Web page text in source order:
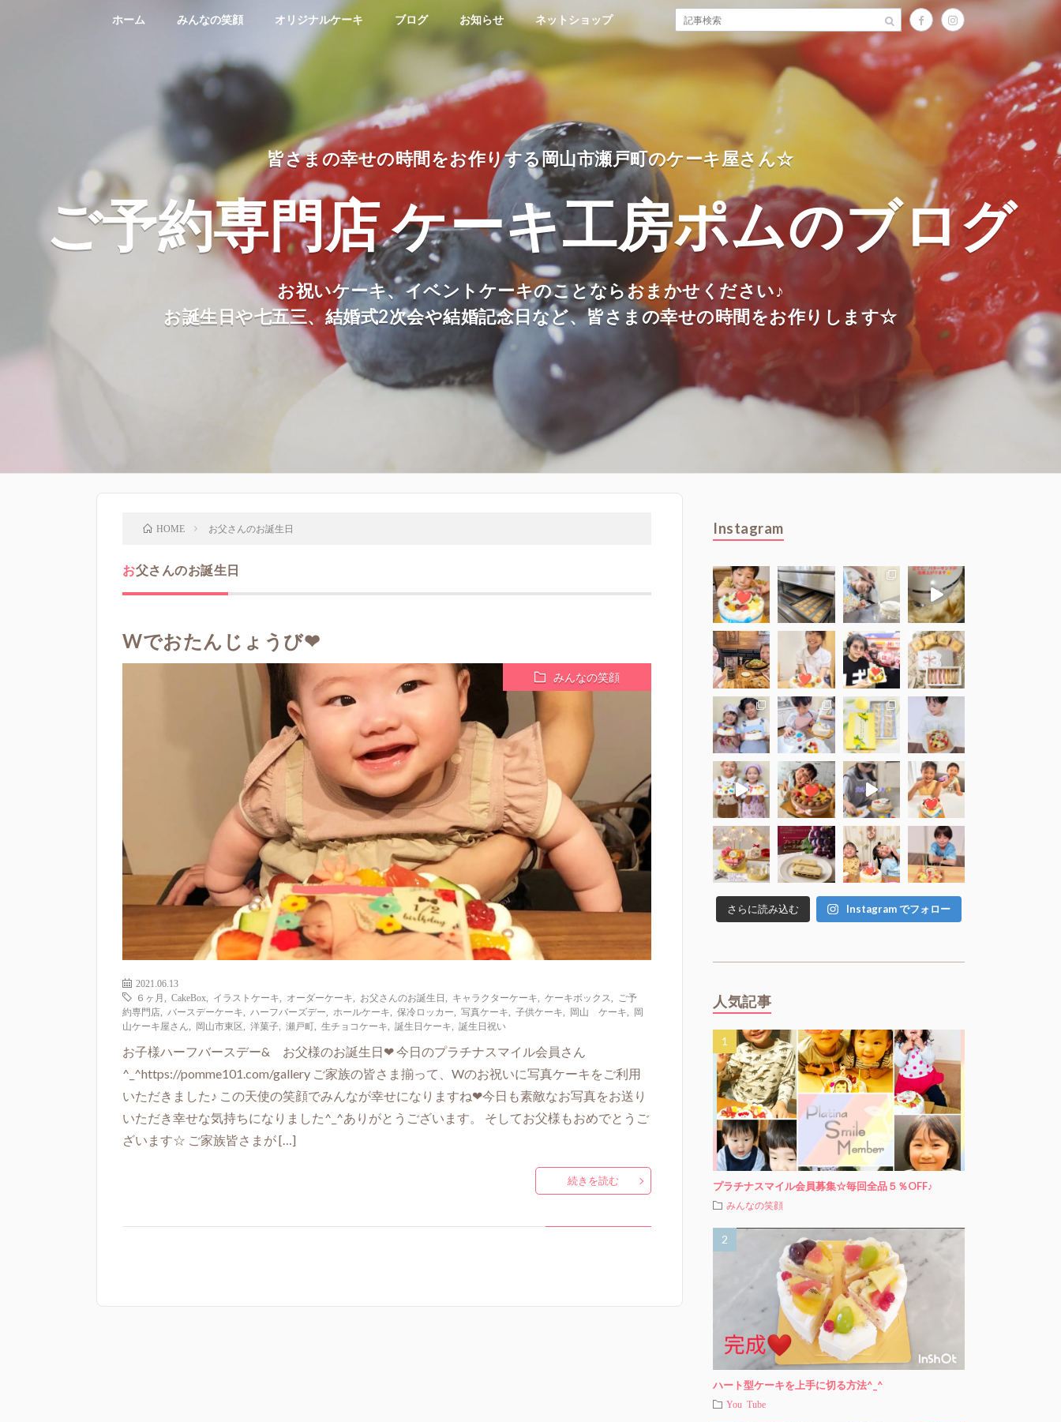
ホーム みんなの笑顔 オリジナルケーキ ブログ お知らせ ネットショップ
皆さまの幸せの時間をお作りする岡山市瀬戸町のケーキ屋さん☆
ご予約専門店 ケーキ工房ポムのブログ
お祝いケーキ、イベントケーキのことならおまかせください♪
お誕生日や七五三、結婚式2次会や結婚記念日など、皆さまの幸せの時間をお作りします☆
HOME お父さんのお誕生日
お父さんのお誕生日
Wでおたんじょうび❤
みんなの笑顔
2021.06.13
６ヶ月
CakeBox イラストケーキ オーダーケーキ お父さんのお誕生日 キャラクターケーキ ケーキボックス
ご予
約専門店
バースデーケーキ ハーフバーズデー ホールケーキ 保冷ロッカー 写真ケーキ 子供ケーキ 岡山 ケーキ
岡
山ケーキ屋さん
岡山市東区 洋菓子 瀬戸町 生チョコケーキ 誕生日ケーキ 誕生日祝い
お子様ハーフバースデー& お父様のお誕生日❤ 今日のプラチナスマイル会員さん
^_^https://pomme101.com/gallery ご家族の皆さま揃って、Wのお祝いに写真ケーキをご利用
いただきました♪ この天使の笑顔でみんなが幸せになりますね❤今日も素敵なお写真をお送り
いただき幸せな気持ちになりました^_^ありがとうございます。 そしてお父様もおめでとうご
ざいます☆ ご家族皆さまが […]
続きを読む
Instagram
さらに読み込む Instagram でフォロー
人気記事
プラチナスマイル会員募集☆毎回全品５％OFF♪
みんなの笑顔
ハート型ケーキを上手に切る方法^_^
You Tube